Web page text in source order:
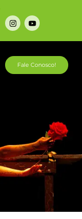
Fale Conosco!